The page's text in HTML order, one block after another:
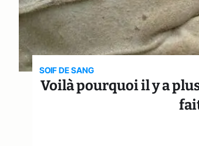
SOIF DE SANG
Voilà pourquoi il y a